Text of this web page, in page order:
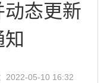
态更新
2022-05-10 16:32